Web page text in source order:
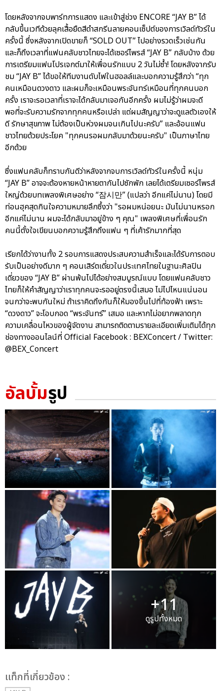
โดยหลังจากจบพาร์ทการแสดง และเข้าสู่ช่วง ENCORE “JAY B” ได้
กลับขึ้นเวทีด้วยลุคเสื้อยืดสีดำสกรีนลายคอนเซ็ปต์ของการเวิลด์ทัวร์ใน
ครั้งนี้ ซึ่งหลังจากเปิดขายก็ “SOLD OUT” ไปอย่างรวดเร็วเช่นกัน
และก็ถึงเวลาที่แฟนคลับชาวไทยจะได้เซอร์ไพรส์ “JAY B” กลับบ้าง ด้วย
การเตรียมแฟนโปรเจกต์มาให้เพื่อนรักแบบ 2 วันไม่ซ้ำ! โดยหลังจากรับ
ชม “JAY B” ได้ขอให้ทีมงานดับไฟในฮอลล์และบอกความรู้สึกว่า “ทุก
คนเหมือนดวงดาว และผมก็จะเหมือนพระจันทร์เหมือนที่ทุกคนบอก
ครั้ง เราจะรอเวลาที่เราจะได้กลับมาเจอกันอีกครั้ง ผมไม่รู้ว่าผมจะดี
พอที่จะรับความรักจากทุกคนหรือเปล่า แต่ผมสัญญาว่าจะดูแลตัวเองให้
ดี รักษาสุขภาพ ไม่ต้องเป็นห่วงผมจนเกินไปนะครับ” และอ้อนแฟน
ชาวไทยด้วยประโยค "ทุกคนรอผมกลับมาด้วยนะครับ" เป็นภาษาไทย
อีกด้วย
ซึ่งแฟนคลับก็ทราบกันดีว่าหลังจากจบการเวิลด์ทัวร์ในครั้งนี้ หนุ่ม
“JAY B” อาจจะต้องหายหน้าหายตากันไปซักพัก เลยได้เตรียมเซอร์ไพรส์
ใหญ่ด้วยบทเพลงพิเศษอย่าง “잠시만” (แปลว่า อีกแค่ไม่นาน) โดยมี
ท่อนฮุคสุดกินใจความหมายลึกซึ้งว่า "รอผมหน่อยนะ มันไม่นานหรอก
อีกแค่ไม่นาน ผมจะได้กลับมาอยู่ข้าง ๆ คุณ" เพลงพิเศษที่เพื่อนรัก
คนนี้ตั้งใจเขียนบอกความรู้สึกถึงแฟน ๆ ที่เค้ารักมากที่สุด
เรียกได้ว่างานทั้ง 2 รอบการแสดงประสบความสำเร็จและได้รับการตอบ
รับเป็นอย่างดีมาก ๆ คอนเสิร์ตเดี่ยวในประเทศไทยในฐานะศิลปิน
เดี่ยวของ “JAY B” ผ่านพ้นไปได้อย่างสมบูรณ์แบบ โดยแฟนคลับชาว
ไทยก็ให้คำสัญญาว่าเราทุกคนจะรออยู่ตรงนี้เสมอ ไม่ไปไหนแน่นอน
จนกว่าจะพบกันใหม่ ถ้าเราคิดถึงกันก็ให้มองขึ้นไปที่ท้องฟ้า เพราะ
“ดวงดาว” จะโอบกอด “พระจันทร์” เสมอ และหากไม่อยากพลาดทุก
ความเคลื่อนไหวของผู้จัดงาน สามารถติดตามรายละเอียดเพิ่มเติมได้ทุก
ช่องทางออนไลน์ที่ Official Facebook : BEXConcert / Twitter:
@BEX_Concert
อัลบั้มรูป
+11
ดูรูปทั้งหมด
เเท็กที่เกี่ยวข้อง :